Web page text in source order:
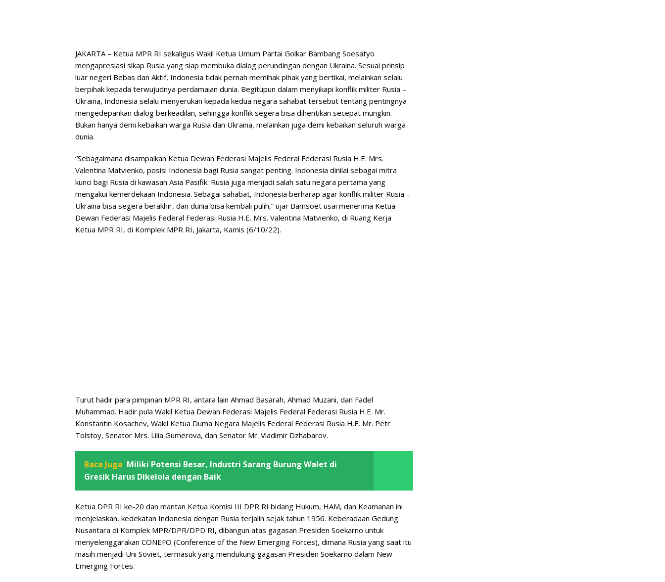
JAKARTA – Ketua MPR RI sekaligus Wakil Ketua Umum Partai Golkar Bambang Soesatyo
mengapresiasi sikap Rusia yang siap membuka dialog perundingan dengan Ukraina. Sesuai prinsip
luar negeri Bebas dan Aktif, Indonesia tidak pernah memihak pihak yang bertikai, melainkan selalu
berpihak kepada terwujudnya perdamaian dunia. Begitupun dalam menyikapi konflik militer Rusia –
Ukraina, Indonesia selalu menyerukan kepada kedua negara sahabat tersebut tentang pentingnya
mengedepankan dialog berkeadilan, sehingga konflik segera bisa dihentikan secepat mungkin.
Bukan hanya demi kebaikan warga Rusia dan Ukraina, melainkan juga demi kebaikan seluruh warga
dunia.
“Sebagaimana disampaikan Ketua Dewan Federasi Majelis Federal Federasi Rusia H.E. Mrs.
Valentina Matvienko, posisi Indonesia bagi Rusia sangat penting. Indonesia dinilai sebagai mitra
kunci bagi Rusia di kawasan Asia Pasifik. Rusia juga menjadi salah satu negara pertama yang
mengakui kemerdekaan Indonesia. Sebagai sahabat, Indonesia berharap agar konflik militer Rusia –
Ukraina bisa segera berakhir, dan dunia bisa kembali pulih,” ujar Bamsoet usai menerima Ketua
Dewan Federasi Majelis Federal Federasi Rusia H.E. Mrs. Valentina Matvienko, di Ruang Kerja
Ketua MPR RI, di Komplek MPR RI, Jakarta, Kamis (6/10/22).
Turut hadir para pimpinan MPR RI, antara lain Ahmad Basarah, Ahmad Muzani, dan Fadel
Muhammad. Hadir pula Wakil Ketua Dewan Federasi Majelis Federal Federasi Rusia H.E. Mr.
Konstantin Kosachev, Wakil Ketua Duma Negara Majelis Federal Federasi Rusia H.E. Mr. Petr
Tolstoy, Senator Mrs. Lilia Gumerova, dan Senator Mr. Vladimir Dzhabarov.
Baca Juga Miliki Potensi Besar, Industri Sarang Burung Walet di
Gresik Harus Dikelola dengan Baik
Ketua DPR RI ke-20 dan mantan Ketua Komisi III DPR RI bidang Hukum, HAM, dan Keamanan ini
menjelaskan, kedekatan Indonesia dengan Rusia terjalin sejak tahun 1956. Keberadaan Gedung
Nusantara di Komplek MPR/DPR/DPD RI, dibangun atas gagasan Presiden Soekarno untuk
menyelenggarakan CONEFO (Conference of the New Emerging Forces), dimana Rusia yang saat itu
masih menjadi Uni Soviet, termasuk yang mendukung gagasan Presiden Soekarno dalam New
Emerging Forces.